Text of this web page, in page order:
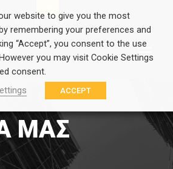
ΜΑΣ
website to give you the most
remembering your preferences and
“Accept”, you consent to the use
you may visit Cookie Settings
consent.
ACCEPT